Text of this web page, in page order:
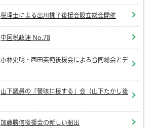
税理士による出川桃子後援会設立総会開催
中国税政連 No.78
小林史明・西田英範後援会による合同総会とデ
山下議員の「謦咳に接する」会（山下たかし後
加藤勝信後援会の新しい船出